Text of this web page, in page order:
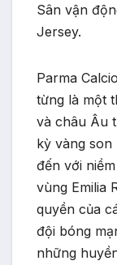
Sân vận
Jersey.
Parma
từng là một
và châu Âu
kỳ vàng son
đến với
vùng Emilia
quyền của
đội bóng
những